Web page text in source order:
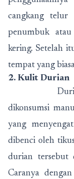
cangkang telur
penumbuk
kering. Setelah
tempat yang
2. Kulit Durian
Durian
dikonsumsi
yang
dibenci oleh
durian tersebut
Caranya